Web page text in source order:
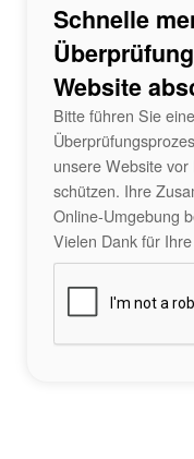
Schnelle
Website
Bitte führen Sie
unsere Website
schützen. Ihre
Online-Umgebung
Vielen Dank für